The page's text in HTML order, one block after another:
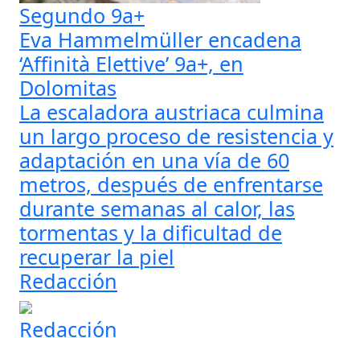
Segundo 9a+
Eva Hammelmüller encadena
‘Affinità Elettive’ 9a+, en
Dolomitas
La escaladora austriaca culmina
un largo proceso de resistencia y
adaptación en una vía de 60
metros, después de enfrentarse
durante semanas al calor, las
tormentas y la dificultad de
recuperar la piel
Redacción
Redacción